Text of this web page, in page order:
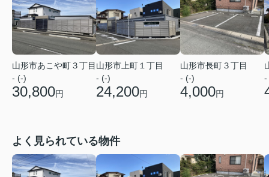
山形市あこや町３丁目
- (-)
30,800円
山形市上町１丁目
- (-)
24,200円
山形市長町３丁目
- (-)
4,000円
-
よく見られている物件